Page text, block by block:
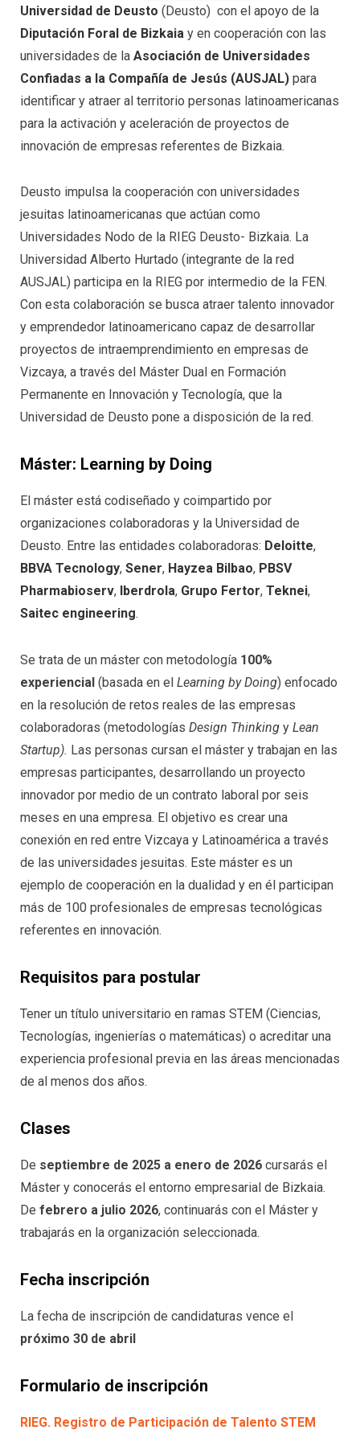
Universidad de Deusto (Deusto) con el apoyo de la
Diputación Foral de Bizkaia y en cooperación con las
universidades de la Asociación de Universidades
Confiadas a la Compañía de Jesús (AUSJAL) para
identificar y atraer al territorio personas latinoamericanas
para la activación y aceleración de proyectos de
innovación de empresas referentes de Bizkaia.
Deusto impulsa la cooperación con universidades
jesuitas latinoamericanas que actúan como
Universidades Nodo de la RIEG Deusto- Bizkaia. La
Universidad Alberto Hurtado (integrante de la red
AUSJAL) participa en la RIEG por intermedio de la FEN.
Con esta colaboración se busca atraer talento innovador
y emprendedor latinoamericano capaz de desarrollar
proyectos de intraemprendimiento en empresas de
Vizcaya, a través del Máster Dual en Formación
Permanente en Innovación y Tecnología, que la
Universidad de Deusto pone a disposición de la red.
Máster: Learning by Doing
El máster está codiseñado y coimpartido por
organizaciones colaboradoras y la Universidad de
Deusto. Entre las entidades colaboradoras: Deloitte,
BBVA Tecnology, Sener, Hayzea Bilbao, PBSV
Pharmabioserv, Iberdrola, Grupo Fertor, Teknei,
Saitec engineering.
Se trata de un máster con metodología 100%
experiencial (basada en el Learning by Doing) enfocado
en la resolución de retos reales de las empresas
colaboradoras (metodologías Design Thinking y Lean
Startup). Las personas cursan el máster y trabajan en las
empresas participantes, desarrollando un proyecto
innovador por medio de un contrato laboral por seis
meses en una empresa. El objetivo es crear una
conexión en red entre Vizcaya y Latinoamérica a través
de las universidades jesuitas. Este máster es un
ejemplo de cooperación en la dualidad y en él participan
más de 100 profesionales de empresas tecnológicas
referentes en innovación.
Requisitos para postular
Tener un título universitario en ramas STEM (Ciencias,
Tecnologías, ingenierías o matemáticas) o acreditar una
experiencia profesional previa en las áreas mencionadas
de al menos dos años.
Clases
De septiembre de 2025 a enero de 2026 cursarás el
Máster y conocerás el entorno empresarial de Bizkaia.
De febrero a julio 2026, continuarás con el Máster y
trabajarás en la organización seleccionada.
Fecha inscripción
La fecha de inscripción de candidaturas vence el
próximo 30 de abril
Formulario de inscripción
RIEG. Registro de Participación de Talento STEM